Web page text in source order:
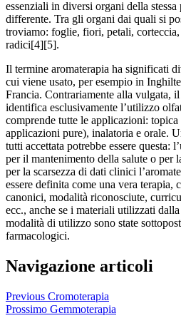
essenziali in diversi organi della
differente. Tra gli organi dai quali si
troviamo: foglie, fiori, petali,
radici[4][5].
Il termine aromaterapia ha significati
cui viene usato, per esempio in
Francia. Contrariamente alla vulgata,
identifica esclusivamente l’utilizzo
comprende tutte le applicazioni:
applicazioni pure), inalatoria e orale.
tutti accettata potrebbe essere questa:
per il mantenimento della salute o per
per la scarsezza di dati clinici
essere definita come una vera terapia,
canonici, modalità riconosciute,
ecc., anche se i materiali utilizzati
modalità di utilizzo sono state
farmacologici.
Navigazione articoli
Previous Cromoterapia
Prossimo Gemmoterapia